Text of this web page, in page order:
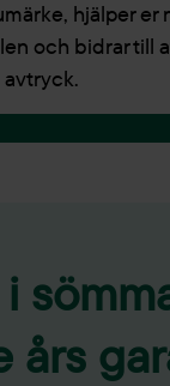
hjälper er
och bidrar till
års